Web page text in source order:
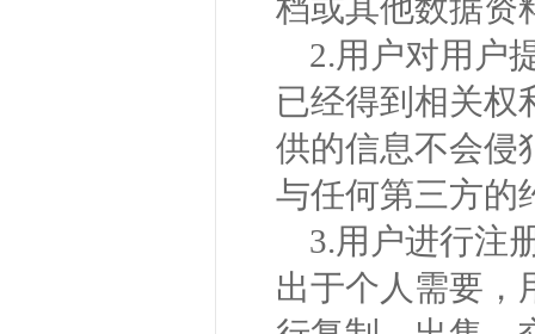
档或其他数据资
2.用户对用户
已经得到相关权
供的信息不会侵
与任何第三方的
3.用户进行注
出于个人需要，